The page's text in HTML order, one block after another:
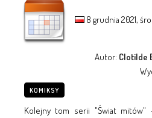
8 grudnia 2021,
Autor: Clotilde
KOMIKSY
Kolejny tom serii "Świat mitów"